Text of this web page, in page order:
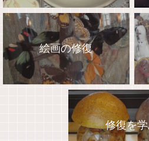
絵画の修復
修復を